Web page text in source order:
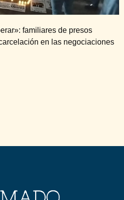
familiares de presos
en las negociaciones